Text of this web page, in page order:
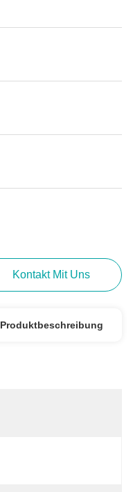
Kontakt Mit Uns
Produktbeschreibung